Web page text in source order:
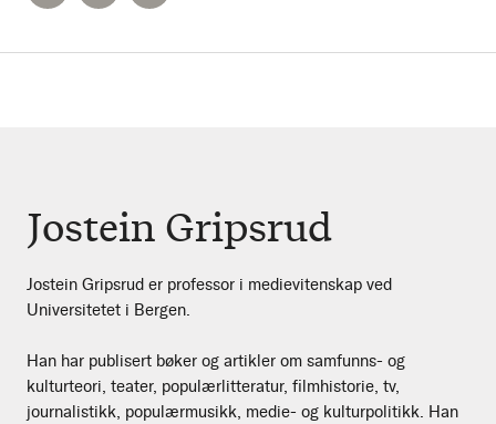
Jostein Gripsrud
Jostein Gripsrud er professor i medievitenskap ved
Universitetet i Bergen.
Han har publisert bøker og artikler om samfunns- og
kulturteori, teater, populærlitteratur, filmhistorie, tv,
journalistikk, populærmusikk, medie- og kulturpolitikk. Han